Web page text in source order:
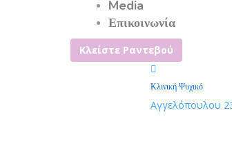
Media
Επικοινωνία
Κλείστε Ραντεβού
Κλινική Ψυχικό
Αγγελόπουλου